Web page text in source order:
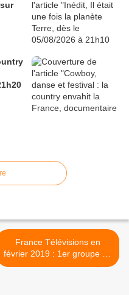
France Télévisions en
février 2019 : 1er groupe en
audience avec 28,1% de